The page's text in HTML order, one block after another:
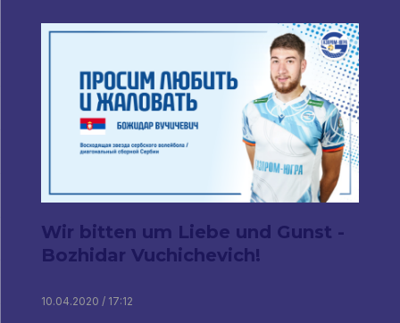
Wir bitten um Liebe und Gunst -
Bozhidar Vuchichevich!
10.04.2020 / 17:12